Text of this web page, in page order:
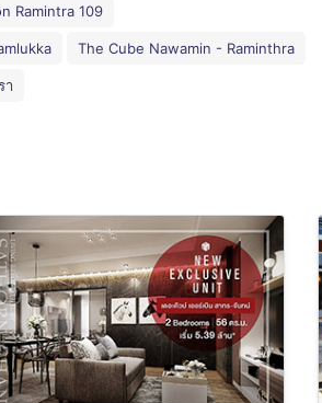
Ramintra 109
The Cube Nawamin - Raminthra
า